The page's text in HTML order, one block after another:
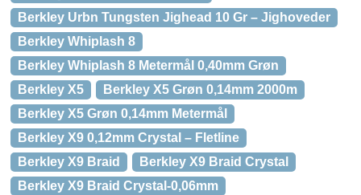
Berkley Urbn Tungsten Jighead 10 Gr – Jighoveder
Berkley Whiplash 8
Berkley Whiplash 8 Metermål 0,40mm Grøn
Berkley X5
Berkley X5 Grøn 0,14mm 2000m
Berkley X5 Grøn 0,14mm Metermål
Berkley X9 0,12mm Crystal – Fletline
Berkley X9 Braid
Berkley X9 Braid Crystal
Berkley X9 Braid Crystal-0,06mm